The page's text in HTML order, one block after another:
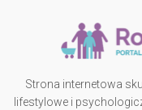
Strona internetowa
lifestylowe i